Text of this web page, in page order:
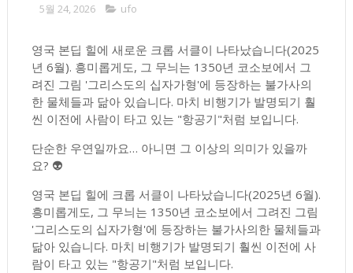
5월 24, 2026 ufo
영국 본딥 힐에 새로운 크롭 서클이 나타났습니다(2025
년 6월). 흥미롭게도, 그 무늬는 1350년 코소보에서 그
려진 그림 '그리스도의 십자가형'에 등장하는 불가사의
한 물체들과 닮아 있습니다. 마치 비행기가 발명되기 훨
씬 이전에 사람이 타고 있는 "항공기"처럼 보입니다.
단순한 우연일까요… 아니면 그 이상의 의미가 있을까
요? 👽
영국 본딥 힐에 크롭 서클이 나타났습니다(2025년 6월).
흥미롭게도, 그 무늬는 1350년 코소보에서 그려진 그림
'그리스도의 십자가형'에 등장하는 불가사의한 물체들과
닮아 있습니다. 마치 비행기가 발명되기 훨씬 이전에 사
람이 타고 있는 "항공기"처럼 보입니다.